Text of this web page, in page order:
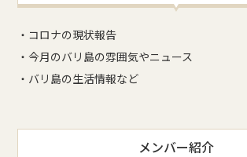
・コロナの現状報告
・今月のバリ島の雰囲気やニュース
・バリ島の生活情報など
メンバー紹介